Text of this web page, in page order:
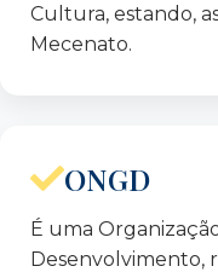
Guilhermed’
João Corrêa
João Barroso
António
Dalila Correia
Cultura, estando,
Mecenato.
ONGD
É uma
Desenvolvimento,